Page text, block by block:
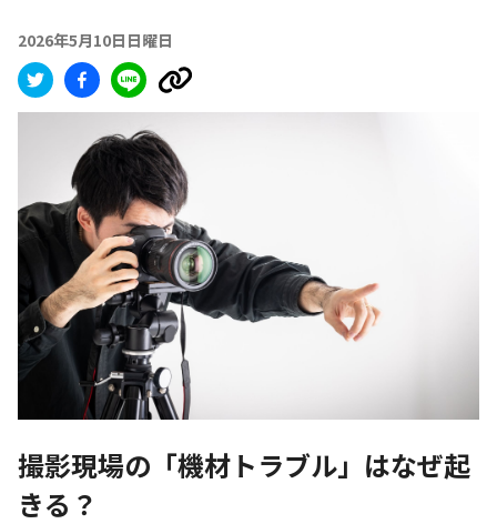
2026年5月10日日曜日
撮影現場の「機材トラブル」はなぜ起
きる？